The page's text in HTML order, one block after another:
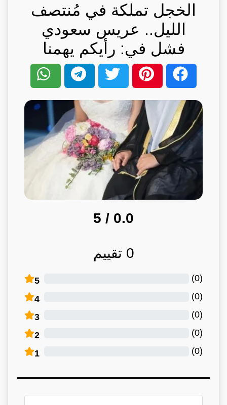
الخجل تملكة في مُنتصف
الليل.. عريس سعودي
فشل في: رأيكم يهمنا
0.0
/ 5
0 تقييم
5 (
0
)
4 (
0
)
3 (
0
)
2 (
0
)
1 (
0
)